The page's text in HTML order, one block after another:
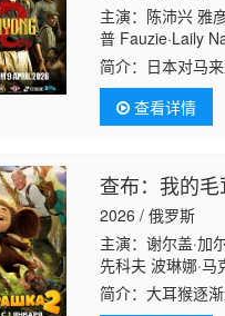
主演：陈沛兴 雅
普 Fauzie·Laily
卉
简介： 日本对马
其中大多数人在
查看详情
查布：我的
2026 / 俄罗斯
主演：谢尔盖·加
先科夫 波琳娜·
娃 亚历山大·里
Siou 塔蒂亚娜·蒂
简介：大耳猴逐